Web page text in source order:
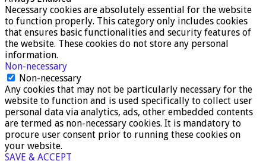
Necessary cookies are absolutely essential for the website
to function properly. This category only includes cookies
that ensures basic functionalities and security features of
the website. These cookies do not store any personal
information.
Non-necessary
Non-necessary
Any cookies that may not be particularly necessary for the
website to function and is used specifically to collect user
personal data via analytics, ads, other embedded contents
are termed as non-necessary cookies. It is mandatory to
procure user consent prior to running these cookies on
your website.
SAVE & ACCEPT